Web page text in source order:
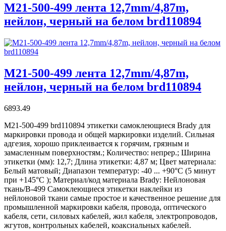
M21-500-499 лента 12,7mm/4,87m,
нейлон, черный на белом brd110894
M21-500-499 лента 12,7mm/4,87m,
нейлон, черный на белом brd110894
6893.49
M21-500-499 brd110894 этикетки самоклеющиеся Brady для
маркировки провода и общей маркировки изделий. Сильная
адгезия, хорошо приклеивается к горячим, грязным и
замасленным поверхностям.; Количество: непрер.; Ширина
этикетки (мм): 12,7; Длина этикетки: 4,87 м; Цвет материала:
Белый матовый; Диапазон температур: -40 ... +90°С (5 минут
при +145°С ); Материал/код материала Brady: Нейлоновая
ткань/В-499 Самоклеющиеся этикетки наклейки из
нейлоновой ткани самые простое и качественное решение для
промышленной маркировки кабеля, провода, оптического
кабеля, сети, силовых кабелей, жил кабеля, электропроводов,
жгутов, контрольных кабелей, коаксиальных кабелей.